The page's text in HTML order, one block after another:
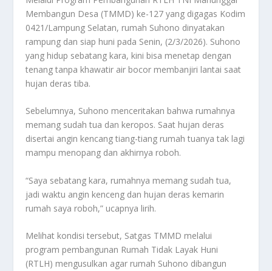
Membangun Desa (TMMD) ke-127 yang digagas Kodim
0421/Lampung Selatan, rumah Suhono dinyatakan
rampung dan siap huni pada Senin, (2/3/2026). Suhono
yang hidup sebatang kara, kini bisa menetap dengan
tenang tanpa khawatir air bocor membanjiri lantai saat
hujan deras tiba.
Sebelumnya, Suhono menceritakan bahwa rumahnya
memang sudah tua dan keropos. Saat hujan deras
disertai angin kencang tiang-tiang rumah tuanya tak lagi
mampu menopang dan akhirnya roboh.
“Saya sebatang kara, rumahnya memang sudah tua,
jadi waktu angin kenceng dan hujan deras kemarin
rumah saya roboh,” ucapnya lirih.
Melihat kondisi tersebut, Satgas TMMD melalui
program pembangunan Rumah Tidak Layak Huni
(RTLH) mengusulkan agar rumah Suhono dibangun